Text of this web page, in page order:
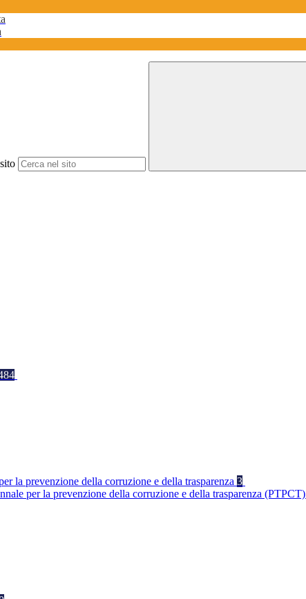
la prevenzione della corruzione e della trasparenza 3
per la prevenzione della corruzione e della trasparenza (PTPCT)